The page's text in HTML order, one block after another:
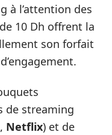
à l’attention des
10 Dh offrent la
son forfait
de streaming
Netflix) et de